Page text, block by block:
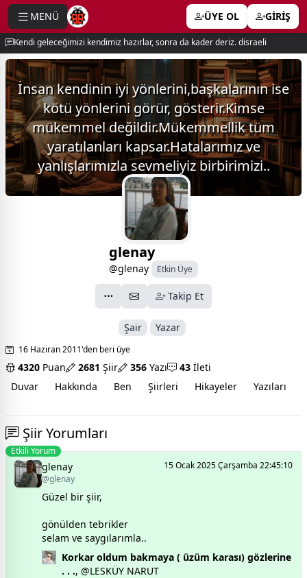
MENÜ ÜYE OL GİRİŞ
Kendi geleceğimizi kendimiz hazırlar, sonra da kader deriz. disraeli
İnsan kendinin iyi yönlerini,başkalarının ise
kötü yönlerini görür, gösterir.Kimse
mükemmel değildir.Mükemmellik tüm
yaratılanları kapsar.Hatalarımız ve
yanlışlarımızla sevmeliyiz birbirimizi..
glenay
@glenay Etkin Üye
Takip Et
Şair Yazar
16 Haziran 2011'den beri üye
4320 Puan 2681 Şiir 356 Yazı 43 İleti
Duvar
Hakkında Ben Şiirleri Hikayeler Yazıları
Şiir Yorumları
Etkili Yorum
glenay
@glenay
15 Ocak 2025 Çarşamba 22:45:10
Güzel bir şiir,
gönülden tebrikler
selam ve saygılarımla..
Korkar oldum bakmaya ( üzüm karası) gözlerine
. . .,@LESKÜY NARUT
menu